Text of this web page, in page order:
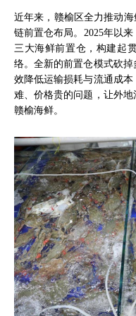
近年来，赣榆区全力推动
链前置仓布局。2025年以
三大海鲜前置仓，构建起
络。全新的前置仓模式砍
效降低运输损耗与流通成
难、价格贵的问题，让外
赣榆海鲜。